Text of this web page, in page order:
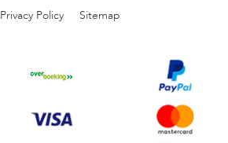
Privacy Policy
Sitemap